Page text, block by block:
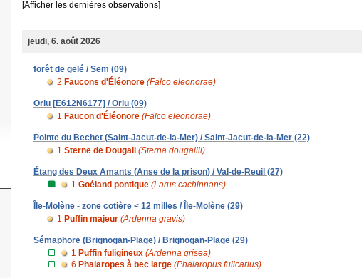
[Afficher les dernières observations]
jeudi, 6. août 2026
forêt de gelé / Sem (09)
2 Faucons d'Éléonore (Falco eleonorae)
Orlu [E612N6177] / Orlu (09)
1 Faucon d'Éléonore (Falco eleonorae)
Pointe du Bechet (Saint-Jacut-de-la-Mer) / Saint-Jacut-de-la-Mer (22)
1 Sterne de Dougall (Sterna dougallii)
Étang des Deux Amants (Anse de la prison) / Val-de-Reuil (27)
1 Goéland pontique (Larus cachinnans)
Île-Molène - zone cotière < 12 milles / Île-Molène (29)
1 Puffin majeur (Ardenna gravis)
Sémaphore (Brignogan-Plage) / Brignogan-Plage (29)
1 Puffin fuligineux (Ardenna grisea)
6 Phalaropes à bec large (Phalaropus fulicarius)